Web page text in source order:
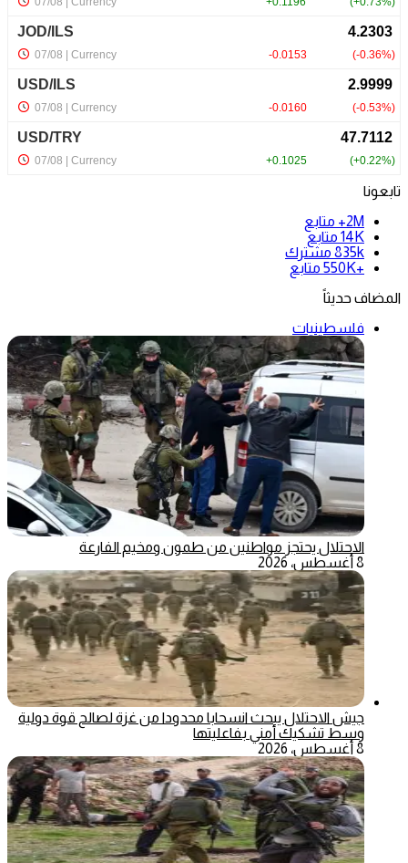
تابعونا
2M+
متابع
14K متابع
835k مشترك
+550K
متابع
المضاف حديثاً
فلسطينيات
الاحتلال يحتجز مواطنين من طمون ومخيم الفارعة
8 أغسطس، 2026
جيش الاحتلال يبحث انسحابا محدودا من غزة لصالح قوة دولية
وسط تشكيك أمني بفاعليتها
8 أغسطس، 2026